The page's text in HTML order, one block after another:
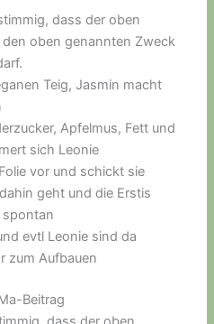
dass der oben
oben genannten Zweck
Teig, Jasmin macht
Apfelmus, Fett und
sich Leonie
vor und schickt sie
geht und die Erstis
evtl Leonie sind da
zum Aufbauen
Beitrag